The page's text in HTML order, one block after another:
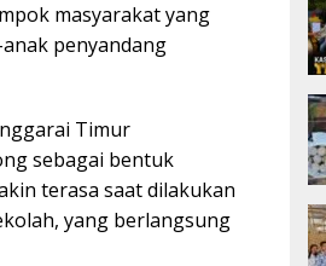
masyarakat yang
penyandang
Timur
sebagai bentuk
terasa saat dilakukan
yang berlangsung